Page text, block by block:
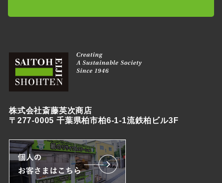
株式会社斎藤英次商店
〒277-0005 千葉県柏市柏6-1-1流鉄柏ビル3F